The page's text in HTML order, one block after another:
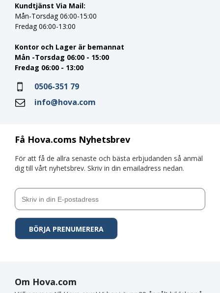
Få Hova.coms Nyhetsbrev
För att få de allra senaste och bästa erbjudanden så anmäl
dig till vårt nyhetsbrev. Skriv in din emailadress nedan.
Kundtjänst Via Mail:
Mån-Torsdag 06:00-15:00
Fredag 06:00-13:00
Kontor och Lager är bemannat
Mån -Torsdag 06:00 - 15:00
Fredag 06:00 - 13:00
0506-351 79
info@hova.com
Om Hova.com